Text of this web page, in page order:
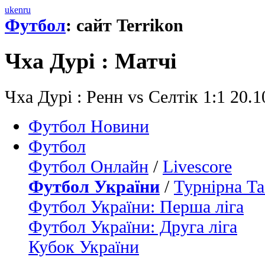
ukenru
Футбол: сайт Terrikon
Чха Дурі : Матчi
Чха Дурі : Ренн vs Селтік 1:1
Футбол Новини
Футбол
Футбол Онлайн / Livescore
Футбол України / Турнірна
Футбол України: Перша ліга
Футбол України: Друга ліга
Кубок України